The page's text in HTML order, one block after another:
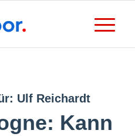
Ulf Reichardt
Kann